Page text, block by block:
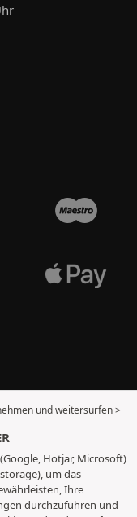
und weitersurfen >
Hotjar, Microsoft)
um das
Ihre
durchzuführen und